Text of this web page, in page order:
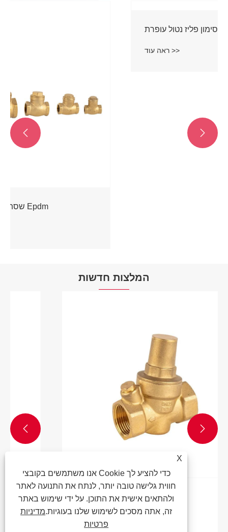
 
המלצות חדשות
מה עושה שסתום הפחתת לחץ?
 
X
אנו משתמשים בקובצי Cookie כדי להציע לך
חווית גלישה טובה יותר, לנתח את התנועה לאתר
ולהתאים אישית את התוכן. על ידי שימוש באתר
זה, אתה מסכים לשימוש שלנו בעוגיות.מדיניות
פרטיות